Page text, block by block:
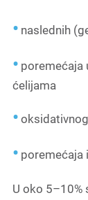
naslednih
poremećaja
ćelijama
poremećaja
U oko 5–10%